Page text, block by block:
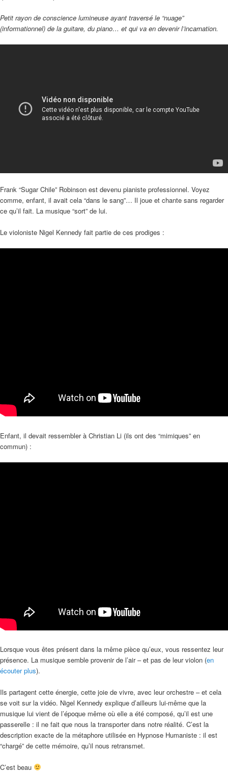
Petit rayon de conscience lumineuse ayant traversé le “nuage”
(informationnel) de la guitare, du piano… et qui va en devenir l’incarnation.
Frank “Sugar Chile” Robinson est devenu pianiste professionnel. Voyez
comme, enfant, il avait cela “dans le sang”… Il joue et chante sans regarder
ce qu’il fait. La musique “sort” de lui.
Le violoniste Nigel Kennedy fait partie de ces prodiges :
Enfant, il devait ressembler à Christian Li (ils ont des “mimiques” en
commun) :
Lorsque vous êtes présent dans la même pièce qu’eux, vous ressentez leur
présence. La musique semble provenir de l’air – et pas de leur violon (en
écouter plus).
Ils partagent cette énergie, cette joie de vivre, avec leur orchestre – et cela
se voit sur la vidéo. Nigel Kennedy explique d’ailleurs lui-même que la
musique lui vient de l’époque même où elle a été composé, qu’il est une
passerelle : il ne fait que nous la transporter dans notre réalité. C’est la
description exacte de la métaphore utilisée en Hypnose Humaniste : il est
“chargé” de cette mémoire, qu’il nous retransmet.
C’est beau